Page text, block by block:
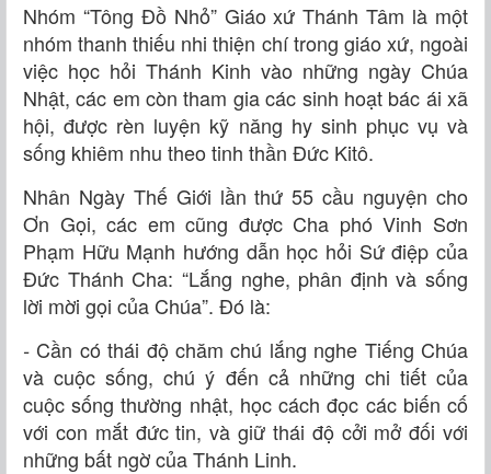
Nhóm “Tông Đồ Nhỏ” Giáo xứ Thánh Tâm là một
nhóm thanh thiếu nhi thiện chí trong giáo xứ, ngoài
việc học hỏi Thánh Kinh vào những ngày Chúa
Nhật, các em còn tham gia các sinh hoạt bác ái xã
hội, được rèn luyện kỹ năng hy sinh phục vụ và
sống khiêm nhu theo tinh thần Đức Kitô.
Nhân Ngày Thế Giới lần thứ 55 cầu nguyện cho
Ơn Gọi, các em cũng được Cha phó Vinh Sơn
Phạm Hữu Mạnh hướng dẫn học hỏi Sứ điệp của
Đức Thánh Cha: “Lắng nghe, phân định và sống
lời mời gọi của Chúa”. Đó là:
- Cần có thái độ chăm chú lắng nghe Tiếng Chúa
và cuộc sống, chú ý đến cả những chi tiết của
cuộc sống thường nhật, học cách đọc các biến cố
với con mắt đức tin, và giữ thái độ cởi mở đối với
những bất ngờ của Thánh Linh.